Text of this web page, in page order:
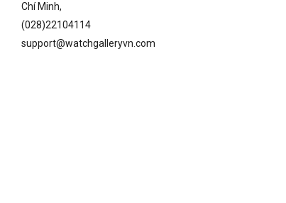
Chí Minh,
(028)22104114
support@watchgalleryvn.com